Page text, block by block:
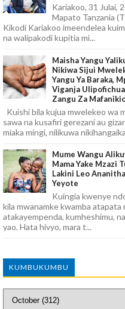
Kariakoo, 31 Julai,
Mapato Tanzania
Kikodi Kariakoo imeendelea
na walipakodi kupitia mi...
Maisha Yangu
Nikiwa Sijui
Yangu Ya Baraka,
Viganja
Zangu Za
Kuishi bila kujua mwelekeo wa
sawa na kusafiri gerezani au
miaka mingi, nilikuwa
Mume Wangu
Mama Yake Mzazi
Lakini Leo
Yeyote
Kuingia kwenye
kila mwanamke kwamba atapata
atakayempenda, kumheshimu,
yao. Hata hivyo, mara t...
KUMBUKUMBU